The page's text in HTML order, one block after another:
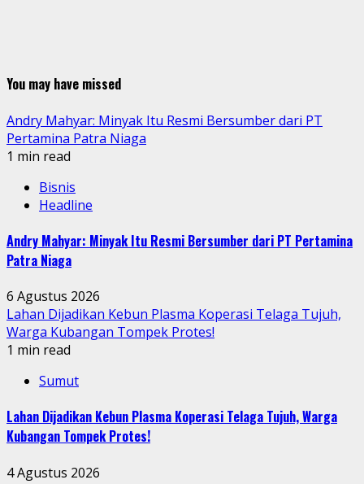
You may have missed
Andry Mahyar: Minyak Itu Resmi Bersumber dari PT
Pertamina Patra Niaga
1 min read
Bisnis
Headline
Andry Mahyar: Minyak Itu Resmi Bersumber dari PT Pertamina
Patra Niaga
6 Agustus 2026
Lahan Dijadikan Kebun Plasma Koperasi Telaga Tujuh,
Warga Kubangan Tompek Protes!
1 min read
Sumut
Lahan Dijadikan Kebun Plasma Koperasi Telaga Tujuh, Warga
Kubangan Tompek Protes!
4 Agustus 2026